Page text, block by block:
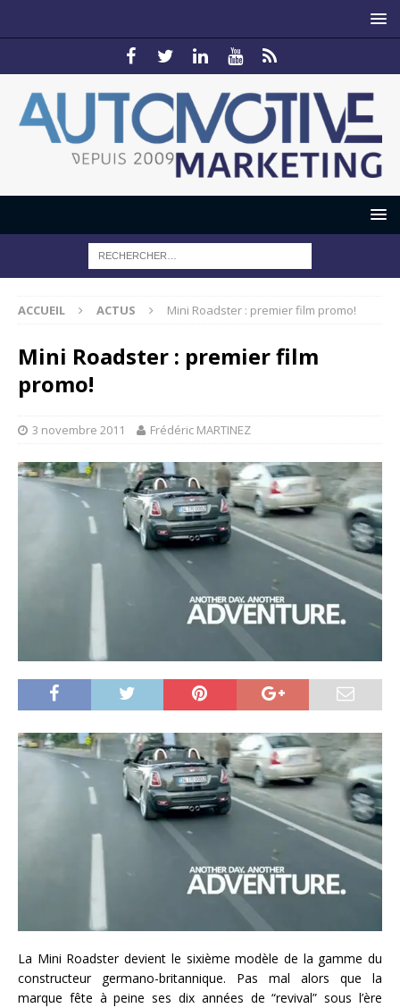
ACCUEIL ACTUS Mini Roadster : premier film promo!
Mini Roadster : premier film
promo!
3 novembre 2011 Frédéric MARTINEZ
La Mini Roadster devient le sixième modèle de la gamme du
constructeur germano-britannique. Pas mal alors que la
marque fête à peine ses dix années de “revival” sous l’ère